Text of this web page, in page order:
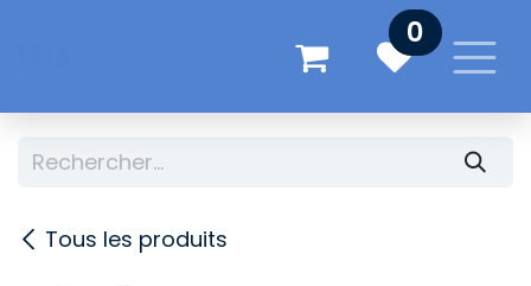
0
Tous les produits